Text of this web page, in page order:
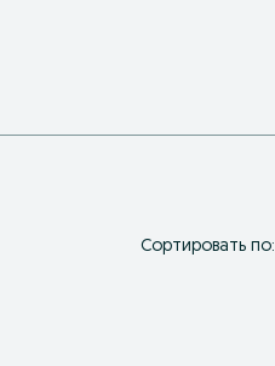
Сортировать по: